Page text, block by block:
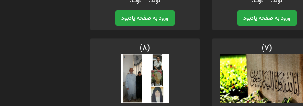
ورود به صفحه یادبود
ورود به صفحه یادبود
(7)
(8)